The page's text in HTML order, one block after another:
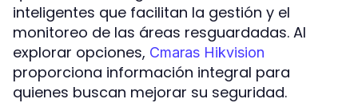
inteligentes que facilitan la gestión y el
monitoreo de las áreas resguardadas. Al
explorar opciones, Cmaras Hikvision
proporciona información integral para
quienes buscan mejorar su seguridad.